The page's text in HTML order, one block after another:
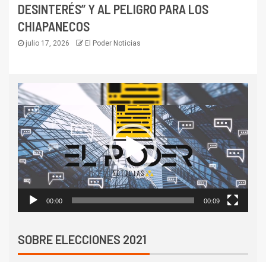
DESINTERÉS” Y AL PELIGRO PARA LOS
CHIAPANECOS
julio 17, 2026 El Poder Noticias
Reproductor
de
vídeo
00:00 00:09
SOBRE ELECCIONES 2021